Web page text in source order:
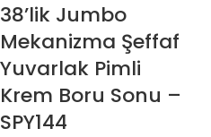
38’lik Jumbo
Mekanizma Şeffaf
Yuvarlak Pimli
Krem Boru Sonu –
SPY144